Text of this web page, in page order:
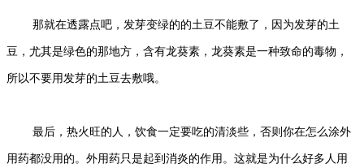
那就在透露点吧，发芽变绿的的土豆不能敷了，因为发芽的土
豆，尤其是绿色的那地方，含有龙葵素，龙葵素是一种致命的毒物，
所以不要用发芽的土豆去敷哦。
最后，热火旺的人，饮食一定要吃的清淡些，否则你在怎么涂外
用药都没用的。外用药只是起到消炎的作用。这就是为什么好多人用